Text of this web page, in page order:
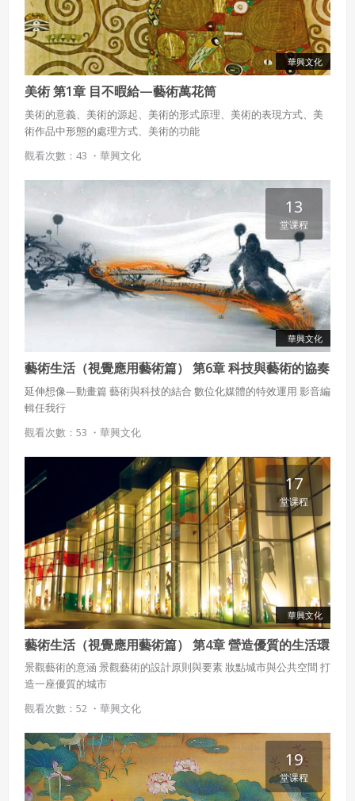
華興文化
美術 第1章 目不暇給—藝術萬花筒
美術的意義、美術的源起、美術的形式原理、美術的表現方式、美
術作品中形態的處理方式、美術的功能
觀看次數：43 ・ 華興文化
華興文化
13
堂课程
藝術生活（視覺應用藝術篇） 第6章 科技與藝術的協奏
曲
延伸想像—動畫篇 藝術與科技的結合 數位化媒體的特效運用 影音編
輯任我行
觀看次數：53 ・ 華興文化
華興文化
17
堂课程
藝術生活（視覺應用藝術篇） 第4章 營造優質的生活環
境
景觀藝術的意涵 景觀藝術的設計原則與要素 妝點城市與公共空間 打
造一座優質的城市
觀看次數：52 ・ 華興文化
19
堂课程